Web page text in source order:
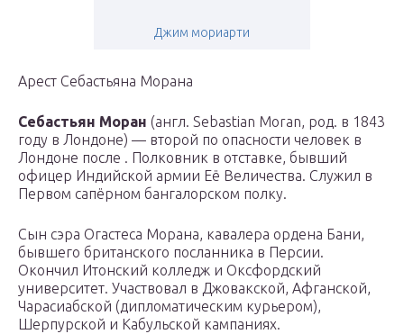
Джим мориарти
Арест Себастьяна Морана
Себастьян Моран (англ. Sebastian Moran, род. в 1843
году в Лондоне) — второй по опасности человек в
Лондоне после . Полковник в отставке, бывший
офицер Индийской армии Её Величества. Служил в
Первом сапёрном бангалорском полку.
Сын сэра Огастеса Морана, кавалера ордена Бани,
бывшего британского посланника в Персии.
Окончил Итонский колледж и Оксфордский
университет. Участвовал в Джовакской, Афганской,
Чарасиабской (дипломатическим курьером),
Шерпурской и Кабульской кампаниях.